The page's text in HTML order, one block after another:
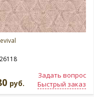
Задать вопрос
Быстрый заказ
руб.